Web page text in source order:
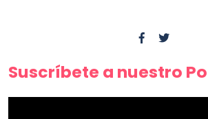
Suscríbete a nuestro